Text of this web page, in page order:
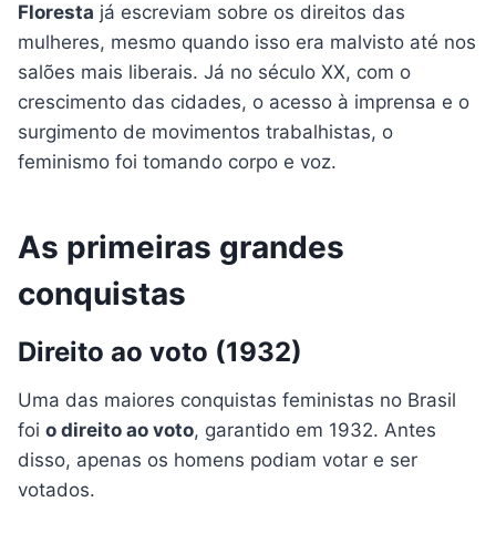
Floresta já escreviam sobre os direitos das
mulheres, mesmo quando isso era malvisto até nos
salões mais liberais. Já no século XX, com o
crescimento das cidades, o acesso à imprensa e o
surgimento de movimentos trabalhistas, o
feminismo foi tomando corpo e voz.
As primeiras grandes
conquistas
Direito ao voto (1932)
Uma das maiores conquistas feministas no Brasil
foi o direito ao voto, garantido em 1932. Antes
disso, apenas os homens podiam votar e ser
votados.